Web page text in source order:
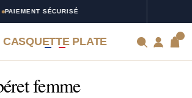
SÉCURISÉ
CASQUETTE PLATE
femme